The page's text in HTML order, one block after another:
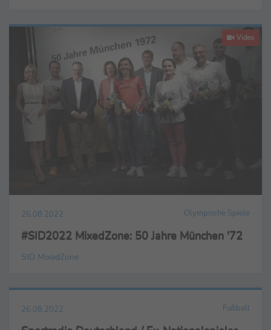
Video
26.08.2022 Olympische Spiele
#SID2022 MixedZone: 50 Jahre München '72
SID MixedZone
26.08.2022 Fußball